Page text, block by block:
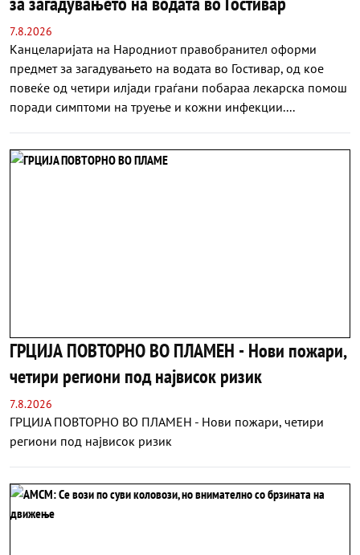
7.8.2026
Канцеларијата на Народниот правобранител оформи
предмет за загадувањето на водата во Гостивар, од кое
повеќе од четири илјади граѓани побараа лекарска помош
поради симптоми на труење и кожни инфекции....
ГРЦИЈА ПОВТОРНО ВО ПЛАМЕН - Нови пожари,
четири региони под највисок ризик
7.8.2026
ГРЦИЈА ПОВТОРНО ВО ПЛАМЕН - Нови пожари, четири
региони под највисок ризик